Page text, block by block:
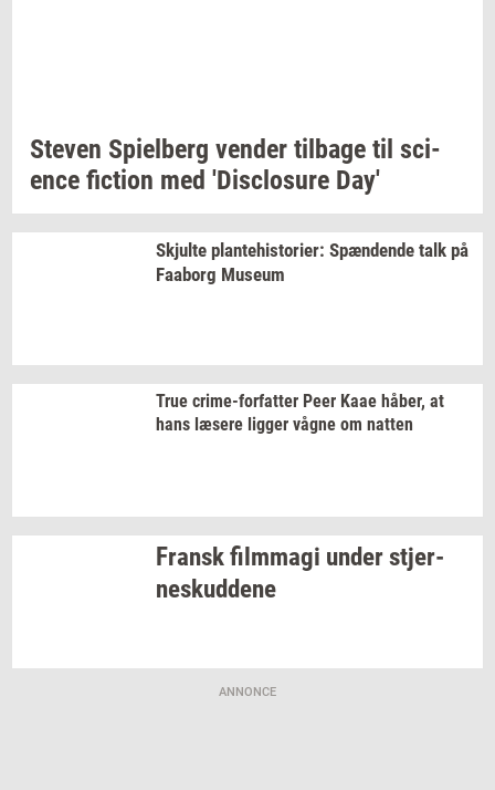
Ste­ven Spi­el­berg ven­der til­ba­ge til sci­
en­ce fi­ction med 'Di­sclo­su­re Day'
Skjul­te plan­te­hi­sto­ri­er: Spæn­den­de talk på
Faa­borg Mu­se­um
True crime-​forfatter Peer Kaae håber, at
hans læ­se­re lig­ger vågne om nat­ten
Franskfilm­magi understjer­
neskud­de­ne
ANNONCE